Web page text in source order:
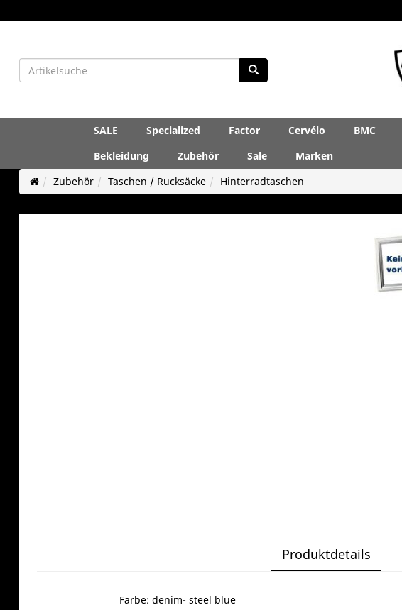
SALE Specialized Factor Cervélo BMC
Bekleidung
Zubehör Sale
Marken
Zubehör
Taschen / Rucksäcke Hinterradtaschen
Produktdetails
Farbe: denim- steel blue